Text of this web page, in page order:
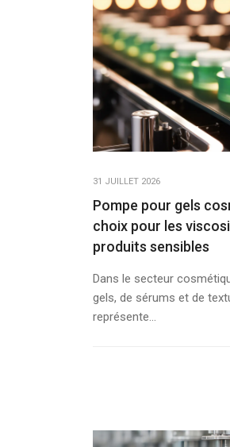
31 JUILLET 2026
Pompe pour gels
choix pour les
produits sensibles
Dans le secteur
gels, de sérums et de
représente...